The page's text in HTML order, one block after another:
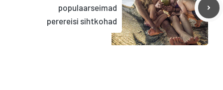
populaarseimad
perereisi sihtkohad